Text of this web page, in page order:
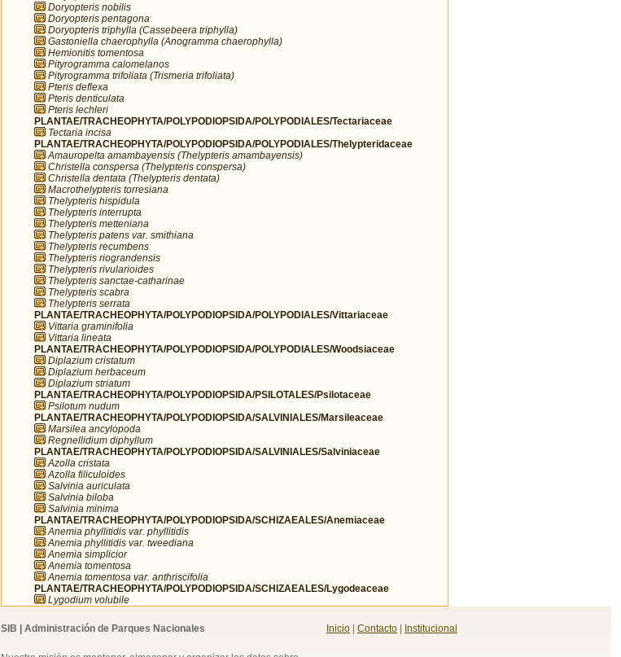
Doryopteris nobilis
Doryopteris pentagona
Doryopteris triphylla (Cassebeera triphylla)
Gastoniella chaerophylla (Anogramma chaerophylla)
Hemionitis tomentosa
Pityrogramma calomelanos
Pityrogramma trifoliata (Trismeria trifoliata)
Pteris deflexa
Pteris denticulata
Pteris lechleri
PLANTAE/TRACHEOPHYTA/POLYPODIOPSIDA/POLYPODIALES/Tectariaceae
Tectaria incisa
PLANTAE/TRACHEOPHYTA/POLYPODIOPSIDA/POLYPODIALES/Thelypteridaceae
Amauropelta amambayensis (Thelypteris amambayensis)
Christella conspersa (Thelypteris conspersa)
Christella dentata (Thelypteris dentata)
Macrothelypteris torresiana
Thelypteris hispidula
Thelypteris interrupta
Thelypteris metteniana
Thelypteris patens var. smithiana
Thelypteris recumbens
Thelypteris riograndensis
Thelypteris rivularioides
Thelypteris sanctae-catharinae
Thelypteris scabra
Thelypteris serrata
PLANTAE/TRACHEOPHYTA/POLYPODIOPSIDA/POLYPODIALES/Vittariaceae
Vittaria graminifolia
Vittaria lineata
PLANTAE/TRACHEOPHYTA/POLYPODIOPSIDA/POLYPODIALES/Woodsiaceae
Diplazium cristatum
Diplazium herbaceum
Diplazium striatum
PLANTAE/TRACHEOPHYTA/POLYPODIOPSIDA/PSILOTALES/Psilotaceae
Psilotum nudum
PLANTAE/TRACHEOPHYTA/POLYPODIOPSIDA/SALVINIALES/Marsileaceae
Marsilea ancylopoda
Regnellidium diphyllum
PLANTAE/TRACHEOPHYTA/POLYPODIOPSIDA/SALVINIALES/Salviniaceae
Azolla cristata
Azolla filiculoides
Salvinia auriculata
Salvinia biloba
Salvinia minima
PLANTAE/TRACHEOPHYTA/POLYPODIOPSIDA/SCHIZAEALES/Anemiaceae
Anemia phyllitidis var. phyllitidis
Anemia phyllitidis var. tweediana
Anemia simplicior
Anemia tomentosa
Anemia tomentosa var. anthriscifolia
PLANTAE/TRACHEOPHYTA/POLYPODIOPSIDA/SCHIZAEALES/Lygodeaceae
Lygodium volubile
SIB | Administración de Parques Nacionales Inicio Contacto Institucional